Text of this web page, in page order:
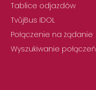
Tablice odjazdów
TvůjBus IDOL
Połączenie na żądanie
Wyszukiwanie połączeń